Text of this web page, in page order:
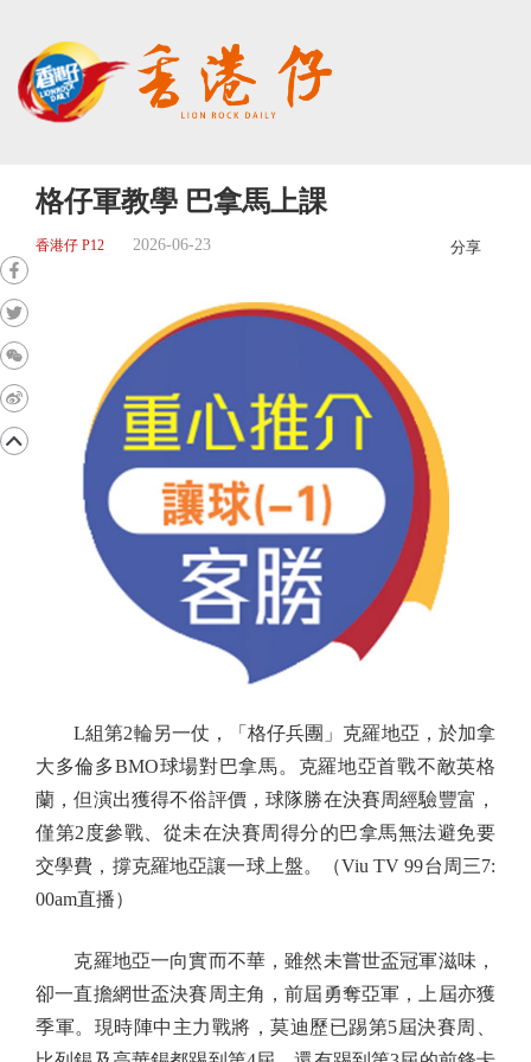
格仔軍教學 巴拿馬上課
香港仔 P12 2026-06-23 分享
L組第2輪另一仗，「格仔兵團」克羅地亞，於加拿
大多倫多BMO球場對巴拿馬。克羅地亞首戰不敵英格
蘭，但演出獲得不俗評價，球隊勝在決賽周經驗豐富，
僅第2度參戰、從未在決賽周得分的巴拿馬無法避免要
交學費，撐克羅地亞讓一球上盤。（Viu TV 99台周三7:
00am直播）
克羅地亞一向實而不華，雖然未嘗世盃冠軍滋味，
卻一直擔網世盃決賽周主角，前屆勇奪亞軍，上屆亦獲
季軍。現時陣中主力戰將，莫迪歷已踢第5屆決賽周、